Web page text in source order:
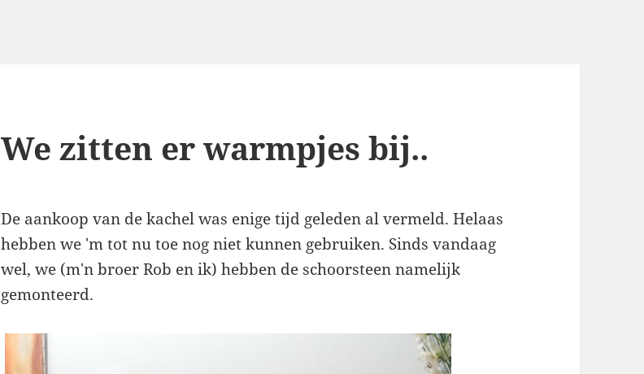
We zitten er warmpjes bij..
De aankoop van de kachel was enige tijd geleden al vermeld. Helaas
hebben we 'm tot nu toe nog niet kunnen gebruiken. Sinds vandaag
wel, we (m'n broer Rob en ik) hebben de schoorsteen namelijk
gemonteerd.